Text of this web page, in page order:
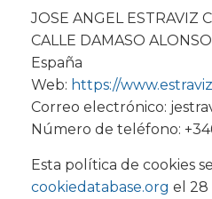
JOSE ANGEL ESTRAVIZ
CALLE DAMASO
España
Web: https://
Correo electrónico:
Número de teléfono:
Esta política de cookies
cookiedatabase.org el 28